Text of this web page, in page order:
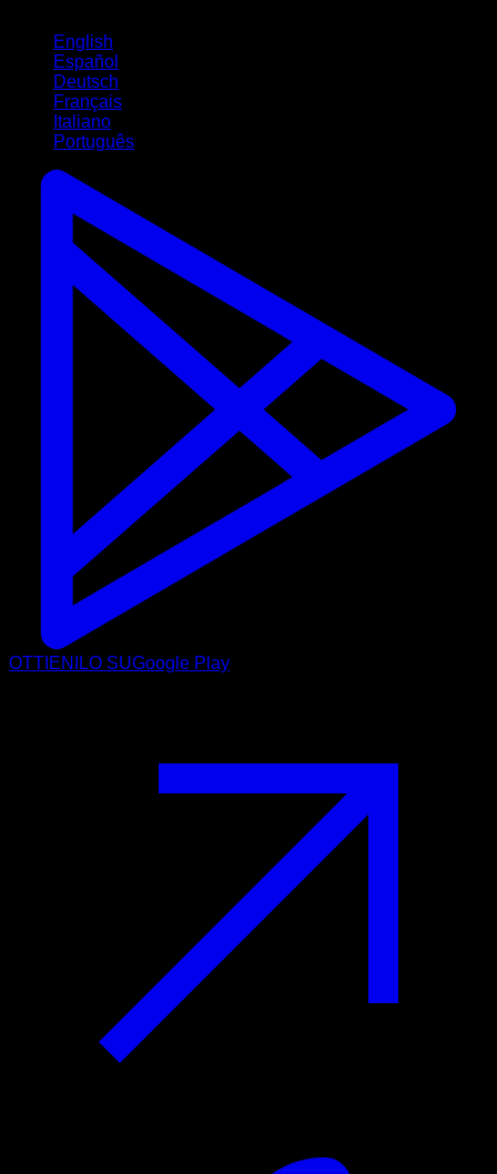
English
Español
Deutsch
Français
Italiano
Português
OTTIENILO SUGoogle Play